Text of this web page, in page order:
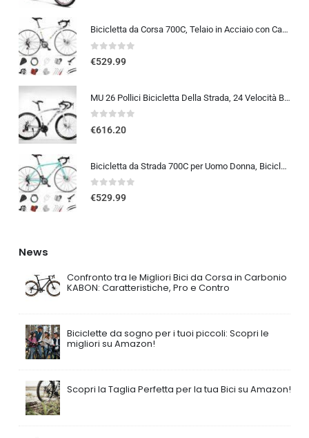
Bicicletta da Corsa 700C, Telaio in Acciaio con Cambio a 24/27/30 Marce, Bicicletta da Strada per Uomo Donna, Bici da Stra…
0out of 5
€529.99
MU 26 Pollici Bicicletta Della Strada, 24 Velocità Bici, Doppio Disco Freno, Acciaio Al Carbonio Telaio, Strada Biciclette…
0out of 5
€616.20
Bicicletta da Strada 700C per Uomo Donna, Bicicletta da Corsa con Freno a Disco 24/27/30 velocità, Telaio in Acciaio ad Al…
0out of 5
€529.99
News
Confronto tra le Migliori Bici da Corsa in Carbonio
KABON: Caratteristiche, Pro e Contro
Biciclette da sogno per i tuoi piccoli: Scopri le
migliori su Amazon!
Scopri la Taglia Perfetta per la tua Bici su Amazon!